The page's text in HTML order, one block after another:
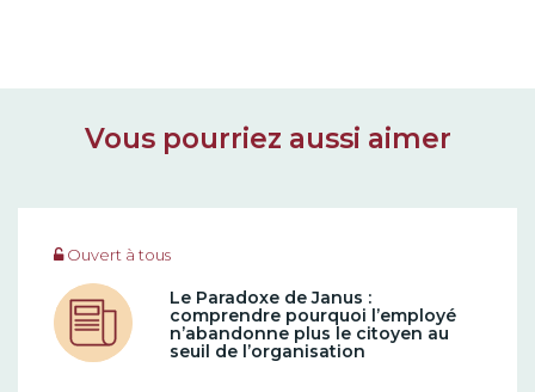
Vous pourriez aussi aimer
Ouvert à tous
Le Paradoxe de Janus :
comprendre pourquoi l’employé
n’abandonne plus le citoyen au
seuil de l’organisation